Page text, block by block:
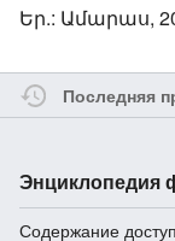
Եր.: Ամարաս,
Последняя
Энциклопедия
Содержание